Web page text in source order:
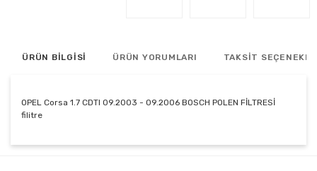
ÜRÜN BİLGİSİ ÜRÜN YORUMLARI TAKSİT
OPEL Corsa 1.7 CDTI 09.2003 - 09.2006 BOSCH POLEN FİLTRESİ
filitre